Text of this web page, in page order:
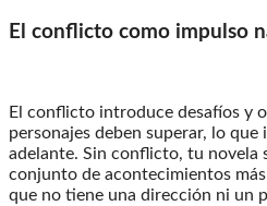
El conflicto como impulso
El conflicto introduce desafíos y
personajes deben superar, lo que
adelante. Sin conflicto, tu novela
conjunto de acontecimientos
que no tiene una dirección ni un